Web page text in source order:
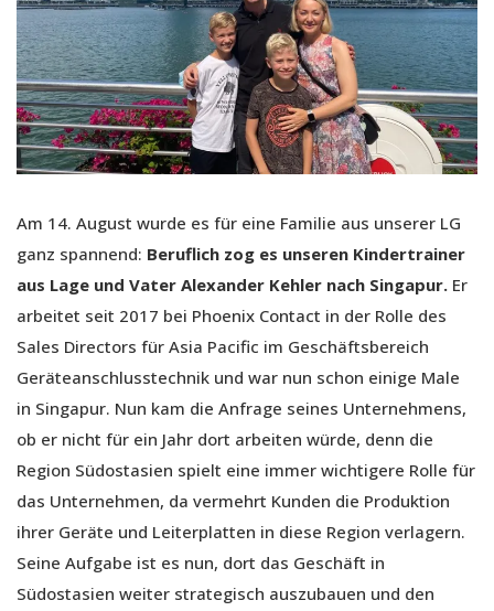
Am 14. August wurde es für eine Familie aus unserer LG
ganz spannend: Beruflich zog es unseren Kindertrainer
aus Lage und Vater Alexander Kehler nach Singapur. Er
arbeitet seit 2017 bei Phoenix Contact in der Rolle des
Sales Directors für Asia Pacific im Geschäftsbereich
Geräteanschlusstechnik und war nun schon einige Male
in Singapur. Nun kam die Anfrage seines Unternehmens,
ob er nicht für ein Jahr dort arbeiten würde, denn die
Region Südostasien spielt eine immer wichtigere Rolle für
das Unternehmen, da vermehrt Kunden die Produktion
ihrer Geräte und Leiterplatten in diese Region verlagern.
Seine Aufgabe ist es nun, dort das Geschäft in
Südostasien weiter strategisch auszubauen und den